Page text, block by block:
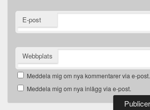
E-post
Webbplats
Meddela mig om nya kommentarer via e-post.
Meddela mig om nya inlägg via e-post.